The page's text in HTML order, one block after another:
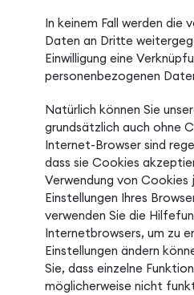
In keinem Fall werden die
Daten an Dritte
Einwilligung eine
personenbezogenen
Natürlich können Sie
grundsätzlich auch ohne
Internet-Browser sind
dass sie Cookies
Verwendung von
Einstellungen Ihres
verwenden Sie die
Internetbrowsers, um zu
Einstellungen ändern
Sie, dass einzelne
möglicherweise nicht